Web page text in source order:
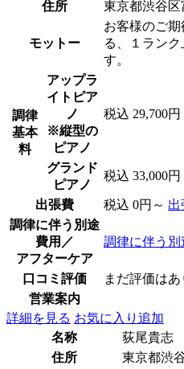
住所 東京都渋谷区
モットー
お客様のご
る、１ラン
す。
調律
基本
料
アップラ
イトピア
ノ
※縦型の
ピアノ
税込 29,700円
グランド
ピアノ
税込 33,000円
出張費 税込 0円～ 出
調律に伴う別途
費用／
アフターケア
調律に伴う
口コミ評価
まだ評価はあ
営業案内
詳細を見る お気に入り追加
名称
荻尾貴志
住所
東京都渋